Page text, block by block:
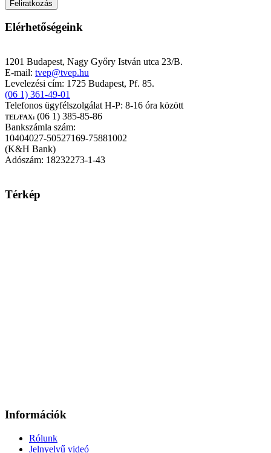
Elérhetőségeink
1201 Budapest, Nagy Győry István utca 23/B.
E-mail: tvep@tvep.hu
Levelezési cím: 1725 Budapest, Pf. 85.
(06 1) 361-49-01
Telefonos ügyfélszolgálat H-P: 8-16 óra között
TEL/FAX: (06 1) 385-85-86
Bankszámla szám:
10404027-50527169-75881002
(K&H Bank)
Adószám: 18232273-1-43
Térkép
Információk
Rólunk
Jelnyelvű videó